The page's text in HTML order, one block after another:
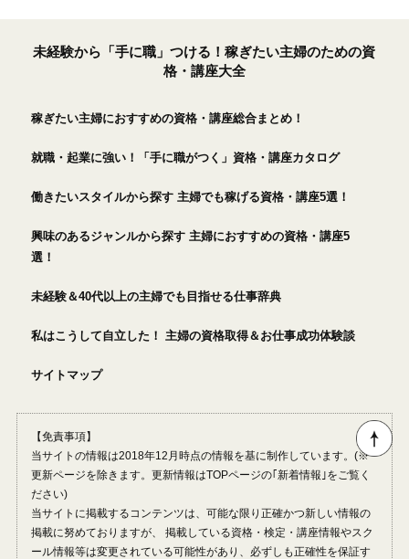
未経験から「手に職」つける！稼ぎたい主婦のための資
格・講座大全
稼ぎたい主婦におすすめの資格・講座総合まとめ！
就職・起業に強い！「手に職がつく」資格・講座カタログ
働きたいスタイルから探す 主婦でも稼げる資格・講座5選！
興味のあるジャンルから探す 主婦におすすめの資格・講座5
選！
未経験＆40代以上の主婦でも目指せる仕事辞典
私はこうして自立した！ 主婦の資格取得＆お仕事成功体験談
サイトマップ
【免責事項】
当サイトの情報は2018年12月時点の情報を基に制作しています。(※
更新ページを除きます。更新情報はTOPページの｢新着情報｣をご覧く
ださい)
当サイトに掲載するコンテンツは、可能な限り正確かつ新しい情報の
掲載に努めておりますが、 掲載している資格・検定・講座情報やスク
ール情報等は変更されている可能性があり、必ずしも正確性を保証す